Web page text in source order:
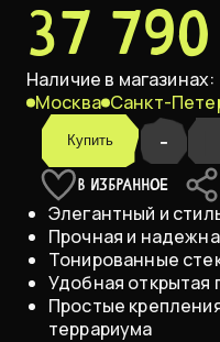
Small
Medium
Large
37 790
Наличие в магазинах:
Москва Санкт-
Купить -
В ИЗБРАННОЕ
Элегантный и
Прочная и
Тонированные
Удобная открытая
Простые
террариума